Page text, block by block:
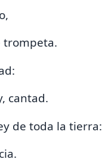
trompeta.
cantad.
de toda la tierra: